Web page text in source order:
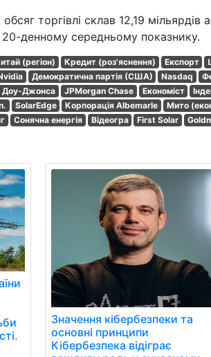
торгівлі склав 12,19 мільярдів
20-денному середньому показнику.
(регіон) Кредит (роз'яснення) Експорт
Демократична партія (США) Nasdaq
Доу-Джонса JPMorgan Chase Економіст
SolarEdge Корпорація Albemarle Мито
Сонячна енергія Відеогра First Solar
Значення кібербезпеки та
основні принципи
Кібербезпека відіграє